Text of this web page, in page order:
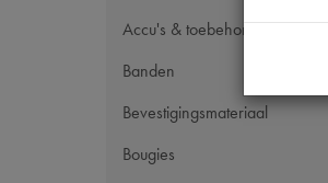
Accu's & toebehoren
Banden
Bevestigingsmateriaal
Bougies